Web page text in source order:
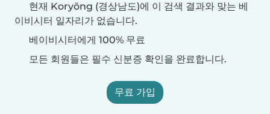
현재 Koryŏng (경상남도)에 이 검색 결과와 맞는 베
이비시터 일자리가 없습니다.
베이비시터에게 100% 무료
모든 회원들은 필수 신분증 확인을 완료합니다.
무료 가입